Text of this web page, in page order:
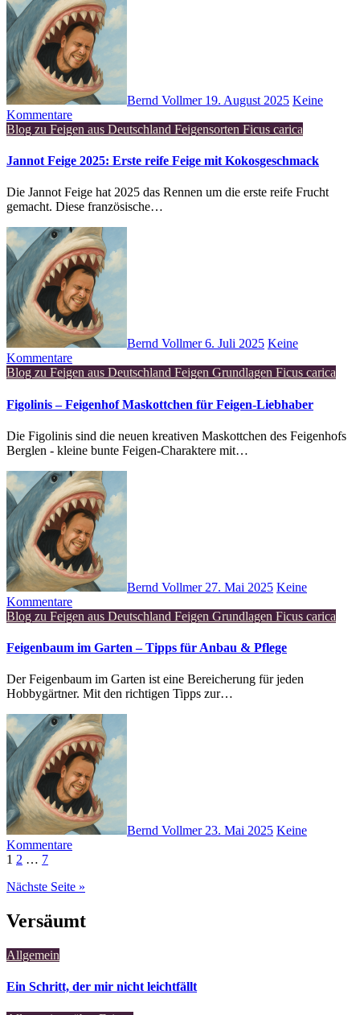
Bernd Vollmer 19. August 2025 Keine
Kommentare
Blog zu Feigen aus Deutschland Feigensorten Ficus carica
Jannot Feige 2025: Erste reife Feige mit Kokosgeschmack
Die Jannot Feige hat 2025 das Rennen um die erste reife Frucht
gemacht. Diese französische…
Bernd Vollmer6. Juli 2025 Keine
Kommentare
Blog zu Feigen aus Deutschland Feigen Grundlagen Ficus carica
Figolinis – Feigenhof Maskottchen für Feigen-Liebhaber
Die Figolinis sind die neuen kreativen Maskottchen des Feigenhofs
Berglen - kleine bunte Feigen-Charaktere mit…
Bernd Vollmer 27. Mai 2025 Keine
Kommentare
Blog zu Feigen aus Deutschland Feigen Grundlagen Ficus carica
Feigenbaum im Garten – Tipps für Anbau & Pflege
Der Feigenbaum im Garten ist eine Bereicherung für jeden
Hobbygärtner. Mit den richtigen Tipps zur…
Bernd Vollmer 23. Mai 2025 Keine
Kommentare
Seitennummerierung
der
1 2 … 7
Nächste Seite »
Versäumt
Allgemein
Ein Schritt, der mir nicht leichtfällt